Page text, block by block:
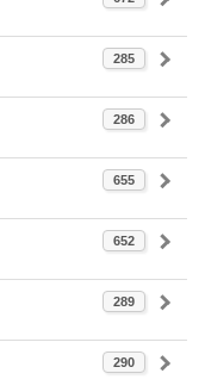
285
286
655
652
289
290